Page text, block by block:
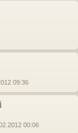
09:36
00:06